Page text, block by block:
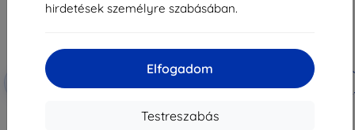
hirdetések személyre szabásában.
Elfogadom
Testreszabás
Kedvezmény
kuponnal
HOFI Anti Spy Glass PRO+ 2
darab privát üveg iPhone 16
kuponnal
EXTRA10
RINGKE Camera Frame Protector
2 db-os szett iPhone 16 / 16 Plus-